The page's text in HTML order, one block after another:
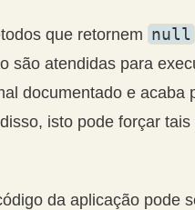
que retornem null
são atendidas para
documentado e
isto pode forçar
da aplicação pode